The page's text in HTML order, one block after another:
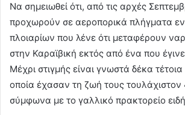
Να σημειωθεί ότι, από τις αρχές
προχωρούν σε αεροπορικά πλήγματα
πλοιαρίων που λένε ότι μεταφέρουν
στην Καραϊβική εκτός από ένα που
Μέχρι στιγμής είναι γνωστά δέκα
οποία έχασαν τη ζωή τους
σύμφωνα με το γαλλικό πρακτορείο